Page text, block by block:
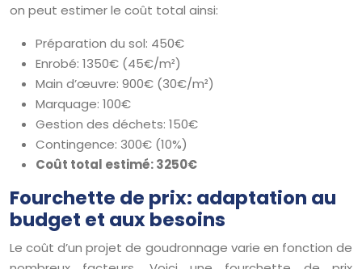
on peut estimer le coût total ainsi:
Préparation du sol: 450€
Enrobé: 1350€ (45€/m²)
Main d’œuvre: 900€ (30€/m²)
Marquage: 100€
Gestion des déchets: 150€
Contingence: 300€ (10%)
Coût total estimé: 3250€
Fourchette de prix: adaptation au
budget et aux besoins
Le coût d’un projet de goudronnage varie en fonction de